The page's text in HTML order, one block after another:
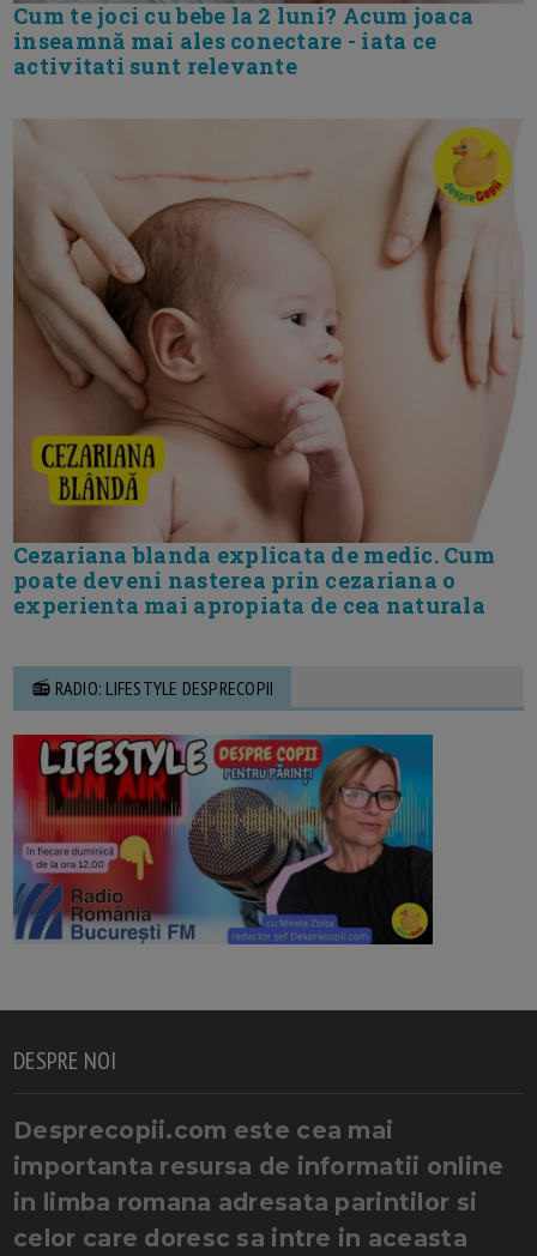
Cum te joci cu bebe la 2 luni? Acum joaca
inseamnă mai ales conectare - iata ce
activitati sunt relevante
Cezariana blanda explicata de medic. Cum
poate deveni nasterea prin cezariana o
experienta mai apropiata de cea naturala
📻 RADIO: LIFESTYLE DESPRECOPII
DESPRE NOI
Desprecopii.com este cea mai
importanta resursa de informatii online
in limba romana adresata parintilor si
celor care doresc sa intre in aceasta